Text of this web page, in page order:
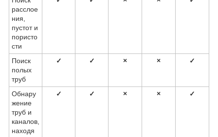
расслое
ния,
пустот и
пористо
сти
Поиск
полых
труб
✓ ✓ × × ✓
Обнару
жение
труб и
каналов,
находя
✓ ✓ × × ✓